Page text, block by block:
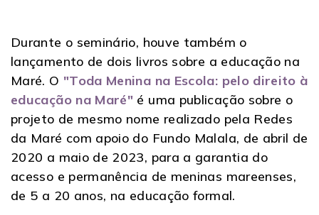
Durante o seminário, houve também o
lançamento de dois livros sobre a educação na
Maré. O "Toda Menina na Escola: pelo direito à
educação na Maré" é uma publicação sobre o
projeto de mesmo nome realizado pela Redes
da Maré com apoio do Fundo Malala, de abril de
2020 a maio de 2023, para a garantia do
acesso e permanência de meninas mareenses,
de 5 a 20 anos, na educação formal.